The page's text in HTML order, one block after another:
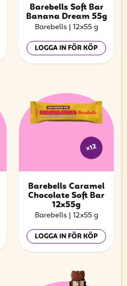
Barebells Soft Bar
Banana Dream 55g
Barebells | 12x55 g
LOGGA IN FÖR KÖP
x12
Barebells Caramel
Chocolate Soft Bar
12x55g
Barebells | 12x55 g
LOGGA IN FÖR KÖP